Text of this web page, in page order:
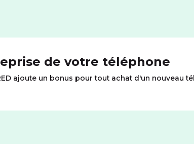
de votre téléphone
ajoute un bonus pour tout achat d'un nouveau